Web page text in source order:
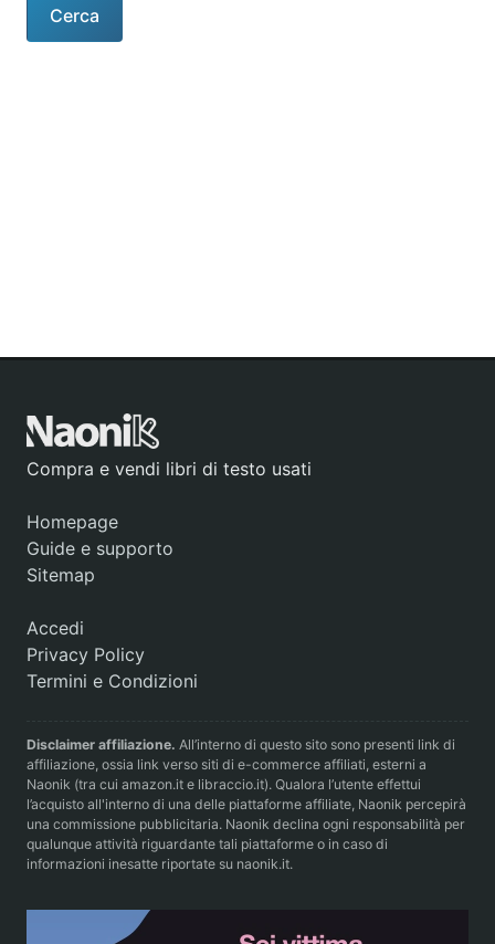
Compra e vendi libri di testo usati
Homepage
Guide e supporto
Sitemap
Accedi
Privacy Policy
Termini e Condizioni